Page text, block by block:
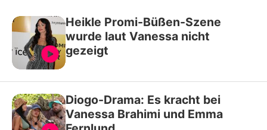
Heikle Promi-Büßen-Szene
wurde laut Vanessa nicht
gezeigt
Diogo-Drama: Es kracht bei
Vanessa Brahimi und Emma